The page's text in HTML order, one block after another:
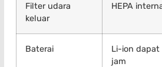
Filter udara
keluar
HEPA
Baterai
Li-ion dapat
jam